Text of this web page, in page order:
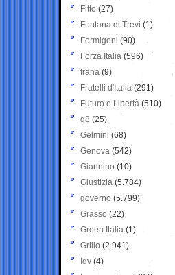
Fitto (27)
Fontana di Trevi (1)
Formigoni (90)
Forza Italia (596)
frana (9)
Fratelli d'Italia (291)
Futuro e Libertà (510)
g8 (25)
Gelmini (68)
Genova (542)
Giannino (10)
Giustizia (5.784)
governo (5.799)
Grasso (22)
Green Italia (1)
Grillo (2.941)
Idv (4)